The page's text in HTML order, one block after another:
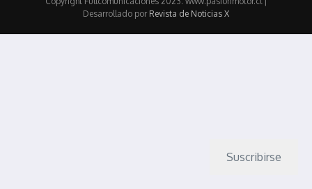
Desarrollado por Revista de Noticias X
Suscribirse